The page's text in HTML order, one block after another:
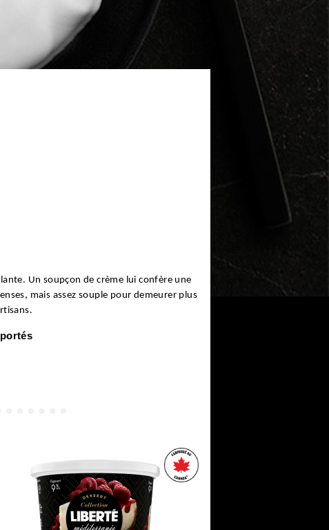
Un soupçon de crème lui confère une
mais assez souple pour demeurer plus